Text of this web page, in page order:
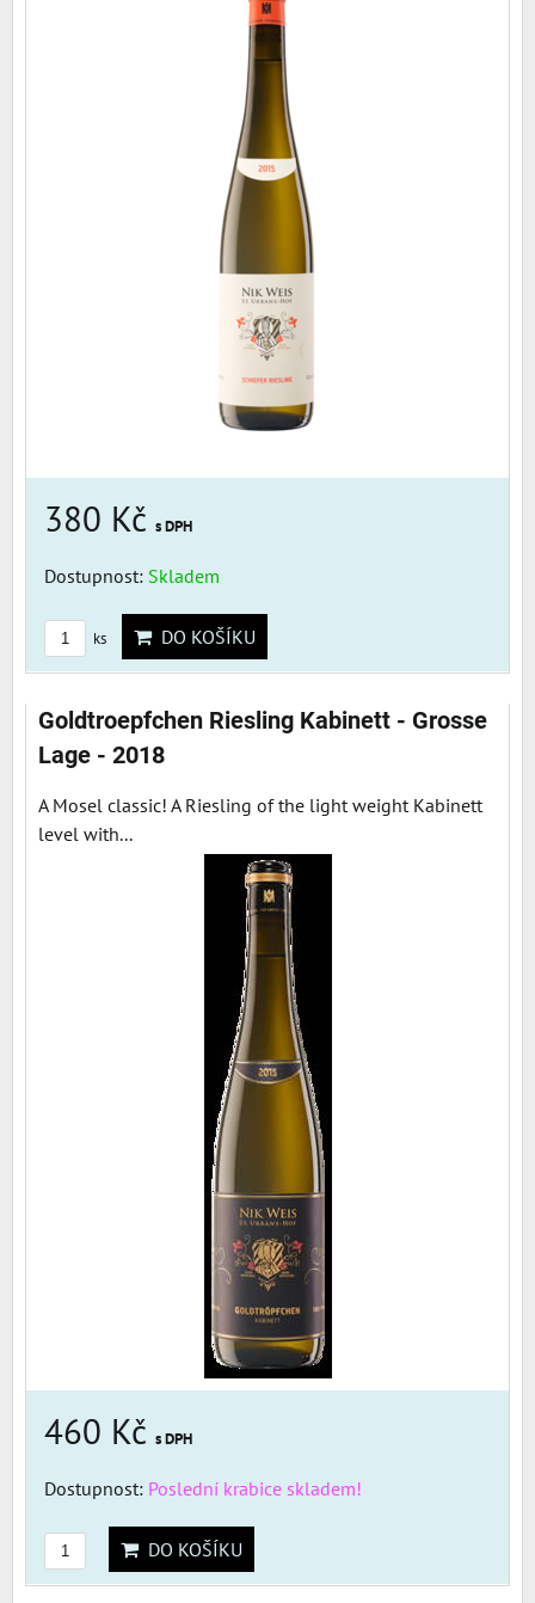
380 Kč s DPH
Dostupnost: Skladem
ks DO KOŠÍKU
Goldtroepfchen Riesling Kabinett - Grosse
Lage - 2018
A Mosel classic! A Riesling of the light weight Kabinett
level with...
460 Kč s DPH
Dostupnost: Poslední krabice skladem!
DO KOŠÍKU